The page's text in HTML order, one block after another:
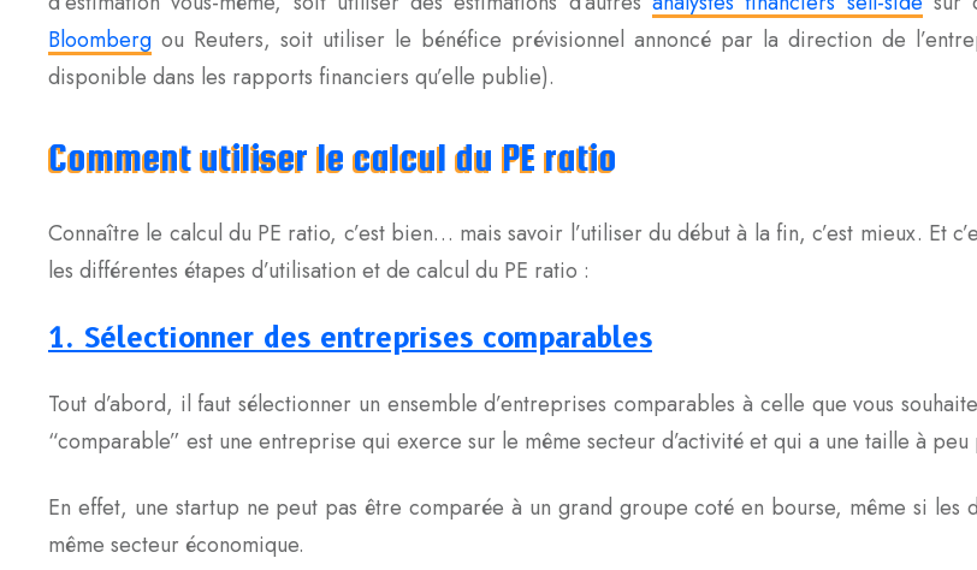
Bloomberg ou Reuters, soit utiliser le bénéfice prévisionnel annoncé par la direction de
disponible dans les rapports financiers qu’elle publie).
Comment utiliser le calcul du PE ratio
Connaître le calcul du PE ratio, c’est bien… mais savoir l’utiliser du début à la fin, c’est mieux. Et
les différentes étapes d’utilisation et de calcul du PE ratio :
1. Sélectionner des entreprises comparables
Tout d’abord, il faut sélectionner un ensemble d’entreprises comparables à celle que vous
“comparable” est une entreprise qui exerce sur le même secteur d’activité et qui a une taille à
En effet, une startup ne peut pas être comparée à un grand groupe coté en bourse, même si les
même secteur économique.